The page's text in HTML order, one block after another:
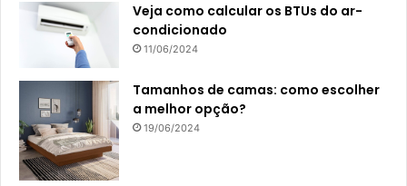
Veja como calcular os BTUs do ar-
condicionado
11/06/2024
Tamanhos de camas: como escolher
a melhor opção?
19/06/2024